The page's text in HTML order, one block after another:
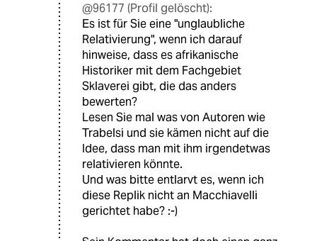
@96177 (Profil gelöscht):
Es ist für Sie eine "unglaubliche
Relativierung", wenn ich darauf
hinweise, dass es afrikanische
Historiker mit dem Fachgebiet
Sklaverei gibt, die das anders
bewerten?
Lesen Sie mal was von Autoren wie
Trabelsi und sie kämen nicht auf die
Idee, dass man mit ihm irgendetwas
relativieren könnte.
Und was bitte entlarvt es, wenn ich
diese Replik nicht an Macchiavelli
gerichtet habe? :-)